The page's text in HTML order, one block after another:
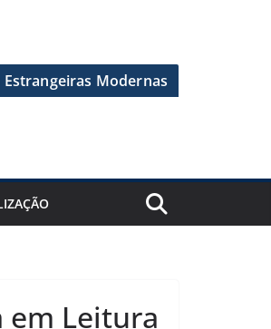
Modernas
em Leitura